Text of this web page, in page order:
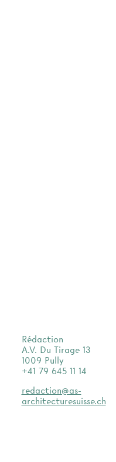
Rédaction
A.V. Du Tirage 13
1009 Pully
+41 79 645 11 14
redaction@as-
architecturesuisse.ch